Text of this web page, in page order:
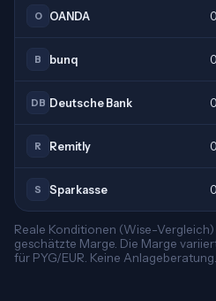
O OANDA
B bunq
DB Deutsche Bank
R Remitly
S Sparkasse
Reale Konditionen (Wise-
geschätzte Marge. Die Marge
für PYG/EUR. Keine Anlageberatung.